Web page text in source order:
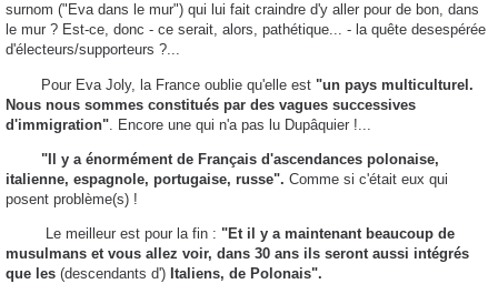
surnom ("Eva dans le mur") qui lui fait craindre d'y aller pour de bon, dans
le mur ? Est-ce, donc - ce serait, alors, pathétique... - la quête desespérée
d'électeurs/supporteurs ?...
Pour Eva Joly, la France oublie qu'elle est "un pays multiculturel.
Nous nous sommes constitués par des vagues successives
d'immigration" . Encore une qui n'a pas lu Dupâquier !...
"Il y a énormément de Français d'ascendances polonaise,
italienne, espagnole, portugaise, russe". Comme si c'était eux qui
posent problème(s) !
Le meilleur est pour la fin : "Et il y a maintenant beaucoup de
musulmans et vous allez voir, dans 30 ans ils seront aussi intégrés
que les (descendants d') Italiens, de Polonais".